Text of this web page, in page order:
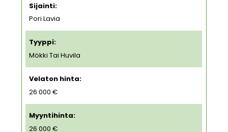
Sijainti:
Pori Lavia
Tyyppi:
Mökki Tai Huvila
Velaton hinta:
26 000 €
Myyntihinta:
26 000 €